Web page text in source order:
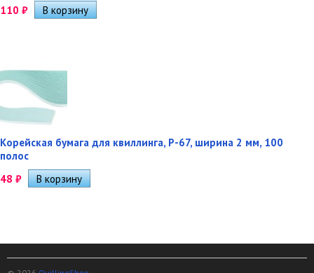
110 ₽
Корейская бумага для квиллинга, P-67, ширина 2 мм, 100
полос
48 ₽